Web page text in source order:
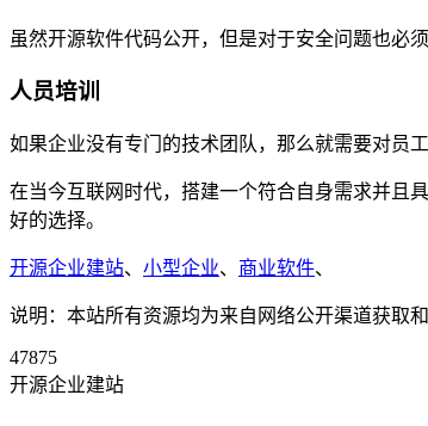
虽然开源软件代码公开，但是对于安全问题也必
人员培训
如果企业没有专门的技术团队，那么就需要对员
在当今互联网时代，搭建一个符合自身需求并且
好的选择。
开源企业建站、 小型企业、 商业软件、
说明：本站所有资源均为来自网络公开渠道获取
47875
开源企业建站